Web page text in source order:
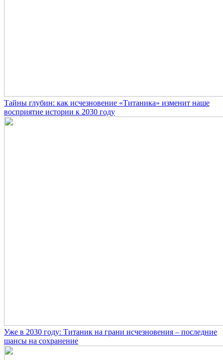
Тайны глубин: как исчезновение «Титаника» изменит наше
восприятие истории к 2030 году
Уже в 2030 году: Титаник на грани исчезновения – последние
шансы на сохранение